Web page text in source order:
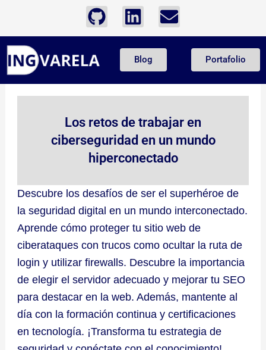
contenido
G
i
t
h
u
L
i
n
k
e
i
n
E
n
l
p
e
Blog Portafolio
Los retos de trabajar en
ciberseguridad en un mundo
hiperconectado
Descubre los desafíos de ser el superhéroe de
la seguridad digital en un mundo interconectado.
Aprende cómo proteger tu sitio web de
ciberataques con trucos como ocultar la ruta de
login y utilizar firewalls. Descubre la importancia
de elegir el servidor adecuado y mejorar tu SEO
para destacar en la web. Además, mantente al
día con la formación continua y certificaciones
en tecnología. ¡Transforma tu estrategia de